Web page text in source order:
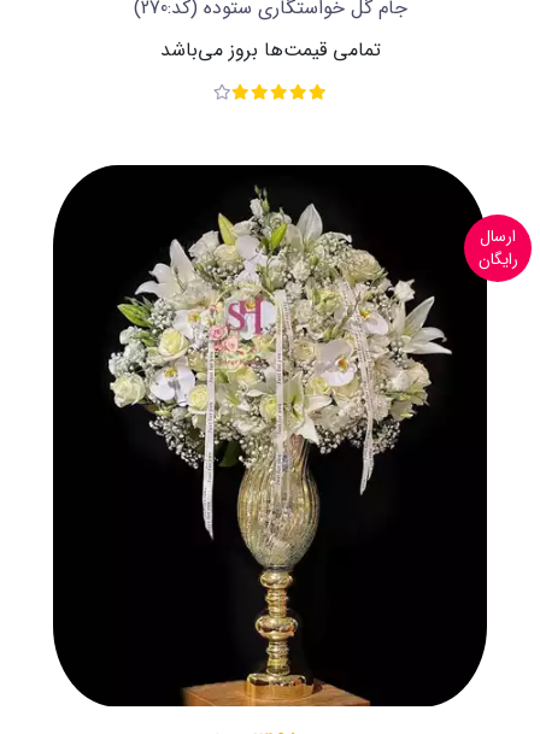
جام گل خواستگاری ستوده (کد:270)
تمامی قیمت‌ها بروز می‌باشد
ارسال
رایگان